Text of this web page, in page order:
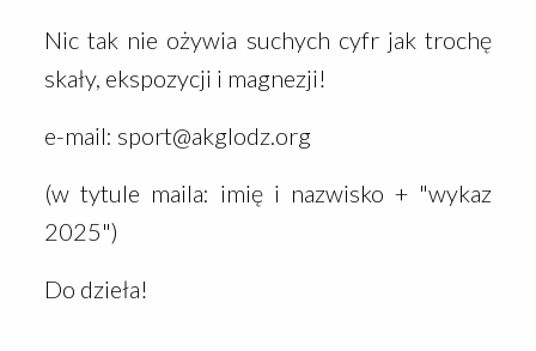
Nic tak nie ożywia suchych cyfr jak trochę
skały, ekspozycji i magnezji!
e-mail: sport@akglodz.org
(w tytule maila: imię i nazwisko + "wykaz
2025")
Do dzieła!